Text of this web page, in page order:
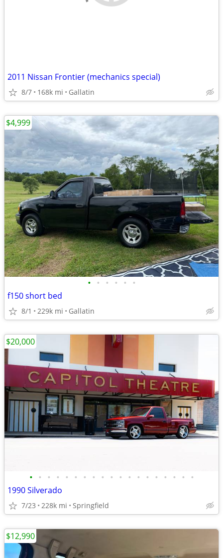
2011 Nissan Frontier (mechanics special)
8/7 168k mi Gallatin
• • • • • •
f150 short bed
8/1 229k mi Gallatin
$4,999
• • • • • • • • • • • • • • • • • • •
1990 Silverado
7/23 228k mi Springfield
$20,000
$12,990